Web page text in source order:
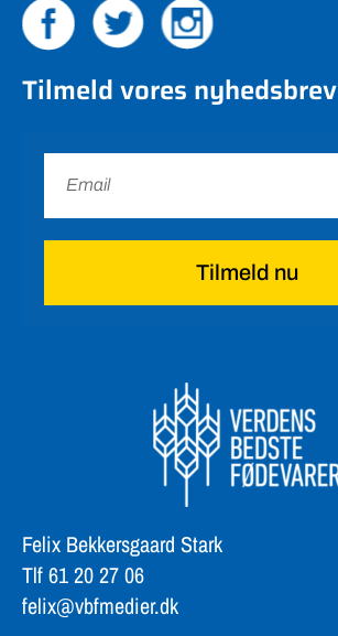
Tilmeld vores nyhedsbrev
Tilmeld nu
Felix Bekkersgaard Stark
Tlf 61 20 27 06
felix@vbfmedier.dk